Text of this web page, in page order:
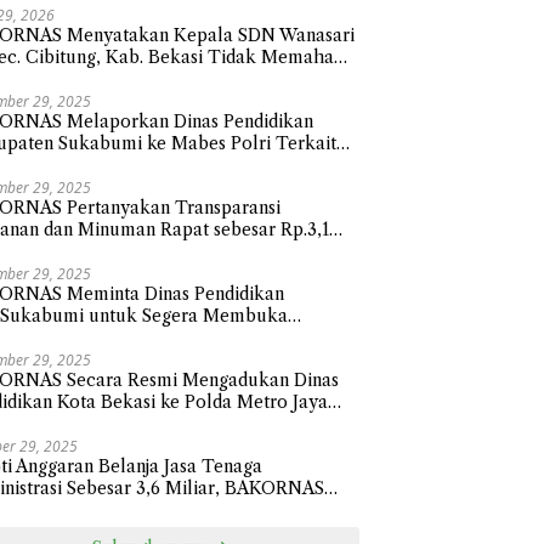
2026
Menyatakan Kepala SDN Wanasari
Cibitung, Kab. Bekasi Tidak Memahami
29, 2025
Melaporkan Dinas Pendidikan
Sukabumi ke Mabes Polri Terkait
2024
29, 2025
Pertanyakan Transparansi
dan Minuman Rapat sebesar Rp.3,1
29, 2025
Meminta Dinas Pendidikan
untuk Segera Membuka
senilai Rp112.9 Miliar
29, 2025
Secara Resmi Mengadukan Dinas
Kota Bekasi ke Polda Metro Jaya
24,1 Miliar
29, 2025
Anggaran Belanja Jasa Tenaga
Sebesar 3,6 Miliar, BAKORNAS